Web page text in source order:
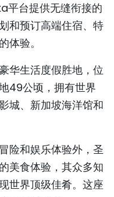
平台提供无缝衔接的
和预订高端住宿、特
体验。
华生活度假胜地，位
49公顷，拥有世界
城、新加坡海洋馆和
险和娱乐体验外，圣
美食体验，其众多知
世界顶级佳肴。这座